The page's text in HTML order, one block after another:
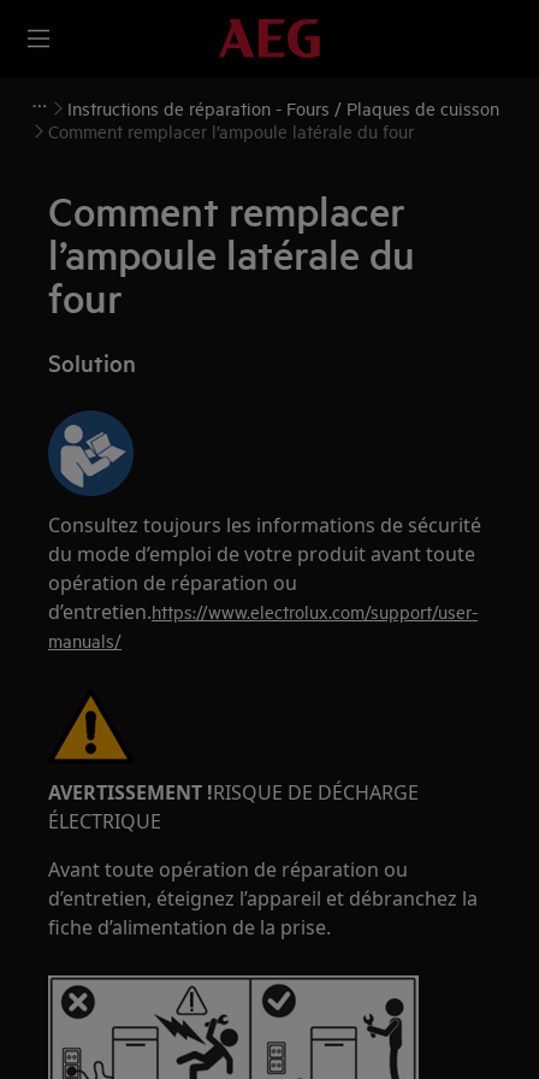
Instructions de réparation - Fours / Plaques de cuisson
Comment remplacer l’ampoule latérale du four
Comment remplacer
l’ampoule latérale du
four
Solution
Consultez toujours les informations de sécurité
du mode d’emploi de votre produit avant toute
opération de réparation ou
d’entretien.https://www.electrolux.com/support/user-
manuals/
AVERTISSEMENT !RISQUE DE DÉCHARGE
ÉLECTRIQUE
Avant toute opération de réparation ou
d’entretien, éteignez l’appareil et débranchez la
fiche d’alimentation de la prise.